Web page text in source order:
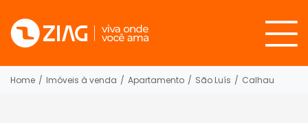
Home / Imóveis à venda / Apartamento / São Luís / Calhau